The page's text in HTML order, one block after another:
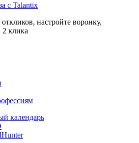
с Talantix
настройте воронку,
2 клика
календарь